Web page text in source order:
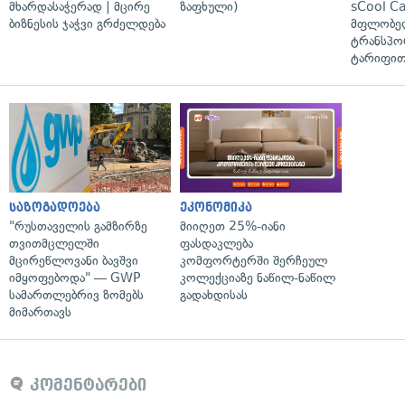
მხარდასაჭერად | მცირე
ბიზნესის ჯაჭვი გრძელდება
ზაფხული)
sCool
საზოგადოება
"რუსთაველის გამზირზე
თვითმცლელში
მცირეწლოვანი ბავშვი
იმყოფებოდა" — GWP
სამართლებრივ ზომებს
მიმართავს
ეკონომიკა
მიიღეთ 25%-იანი
ფასდაკლება
კომფორტერში შერჩეულ
კოლექციაზე ნაწილ-ნაწილ
გადახდისას
კომენტარები